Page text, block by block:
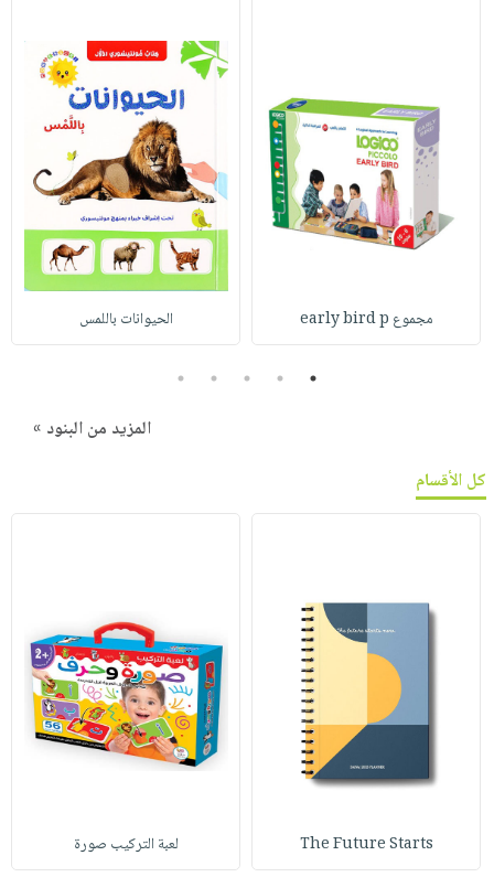
مجموع early bird p الحيوانات باللمس
1
2
3
4
5
المزيد من البنود »
كل الأقسام
The Future Starts لعبة التركيب صورة